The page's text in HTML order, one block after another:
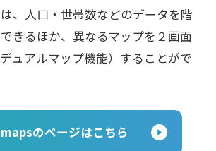
、人口・世帯数などのデータを階
きるほか、異なるマップを２画面
ュアルマップ機能）することがで
のページはこちら